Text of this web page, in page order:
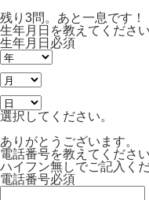
残り3問。あと一息です！
生年月日を教えてください
生年月日 必須
選択してください。
ありがとうございます。
電話番号を教えてください
ハイフン無しでご記入くだ
電話番号必須